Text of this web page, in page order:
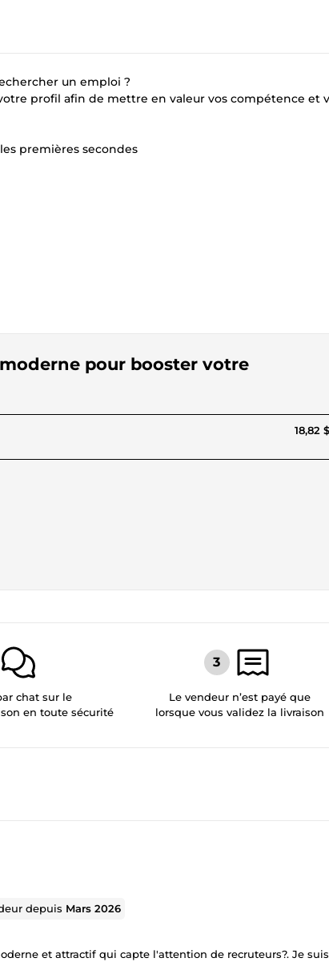
un emploi ?
profil afin de mettre en valeur vos compétence et
premières secondes
pour booster votre
18,82
chat sur le
en toute sécurité
Le vendeur n’est payé que
lorsque vous validez la livraison
depuis Mars 2026